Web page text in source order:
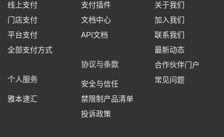
线上支付
门店支付
平台支付
全部支付方式
个人服务
雅本速汇
支付插件
文档中心
API文档
协议与条款
安全与信任
禁限制产品清单
投诉政策
关于我们
加入我们
联系我们
最新动态
合作伙伴门户
常见问题